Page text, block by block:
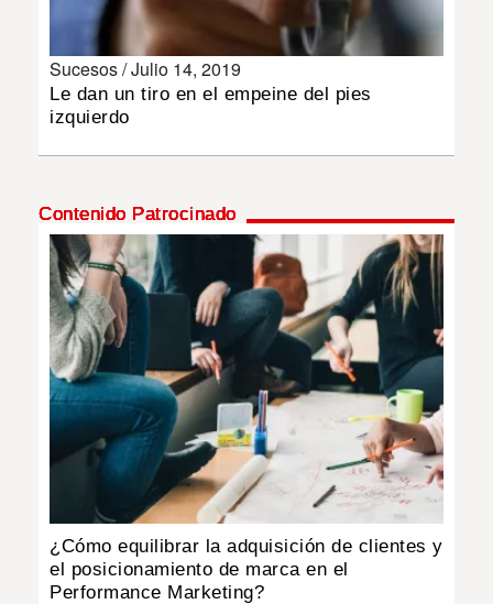
DEPORTES
MUNDO
MULTIMEDIA
IMPRESO
Sucesos /Julio 14, 2019
Le dan un tiro en el empeine del pies
izquierdo
Contenido Patrocinado
¿Cómo equilibrar la adquisición de clientes y
el posicionamiento de marca en el
Performance Marketing?